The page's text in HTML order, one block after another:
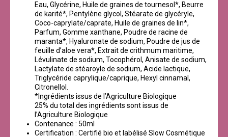
Eau, Glycérine, Huile de graines de tournesol*, Beurre
de karité*, Pentylène glycol, Stéarate de glycéryle,
Coco-caprylate/caprate, Huile de graines de lin*,
Parfum, Gomme xanthane, Poudre de racine de
maranta*, Hyaluronate de sodium, Poudre de jus de
feuille d’aloe vera*, Extrait de crithmum maritime,
Lévulinate de sodium, Tocophérol, Anisate de sodium,
Lactylate de stéaroyle de sodium, Acide lactique,
Triglycéride caprylique/caprique, Hexyl cinnamal,
Citronellol.
*Ingrédients issus de l’Agriculture Biologique
25% du total des ingrédients sont issus de
l’Agriculture Biologique
Contenance : 50ml
Certification : Certifié bio et labélisé Slow Cosmétique